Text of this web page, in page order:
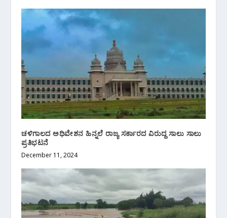
ಚಳಿಗಾಲದ ಅಧಿವೇಶನ ಹಿನ್ನಲೆ ರಾಜ್ಯ ಸರ್ಕಾರದ ವಿರುದ್ದ ಸಾಲು ಸಾಲು
ಪ್ರತಿಭಟನೆ
December 11, 2024